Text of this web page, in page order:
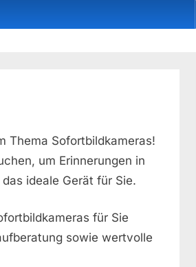
Thema Sofortbildkameras!
um Erinnerungen in
ideale Gerät für Sie.
für Sie
sowie wertvolle